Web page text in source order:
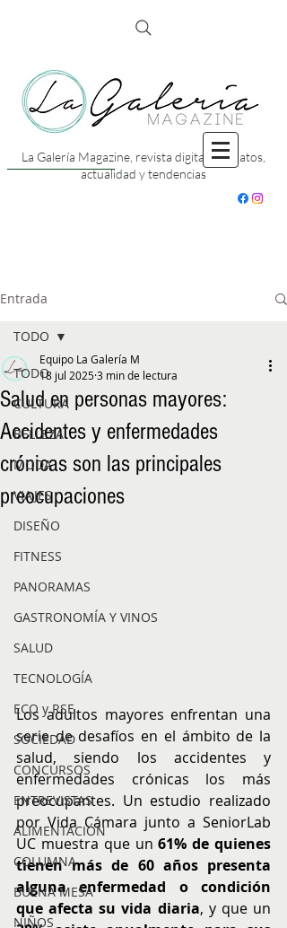
La Galería Magazine, revista digital con datos,
actualidad y tendencias
Entrada
TODO
CULTURA
BELLEZA
MODA
VIAJES
DISEÑO
FITNESS
PANORAMAS
GASTRONOMÍA Y VINOS
SALUD
TECNOLOGÍA
ECO y RSE
SOCIEDAD
CONCURSOS
ENTREVISTAS
ALIMENTACIÓN
COLUMNA
BUENA MESA
NIÑOS
TODO
Salud en personas mayores:
Accidentes y enfermedades
crónicas son las principales
preocupaciones
Equipo La Galería M
18 jul 20253 min de lectura
Los adultos mayores enfrentan una
serie de desafíos en el ámbito de la
salud, siendo los accidentes y
enfermedades crónicas los más
preocupantes. Un estudio realizado
por Vida Cámara junto a SeniorLab
UC muestra que un 61% de quienes
tienen más de 60 años presenta
alguna enfermedad o condición
que afecta su vida diaria